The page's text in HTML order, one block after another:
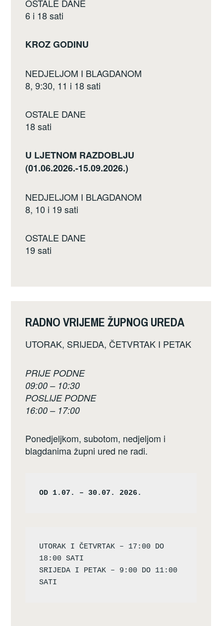
OSTALE DANE
6 i 18 sati
KROZ GODINU
NEDJELJOM I BLAGDANOM
8, 9:30, 11 i 18 sati
OSTALE DANE
18 sati
U LJETNOM RAZDOBLJU
(01.06.2026.-15.09.2026.)
NEDJELJOM I BLAGDANOM
8, 10 i 19 sati
OSTALE DANE
19 sati
RADNO VRIJEME ŽUPNOG UREDA
UTORAK, SRIJEDA, ČETVRTAK I PETAK
PRIJE PODNE
09:00 – 10:30
POSLIJE PODNE
16:00 – 17:00
Ponedjeljkom, subotom, nedjeljom i
blagdanima župni ured ne radi.
OD 1.07. – 30.07. 2026.
UTORAK I ČETVRTAK – 17:00 DO
18:00 SATI
SRIJEDA I PETAK – 9:00 DO 11:00